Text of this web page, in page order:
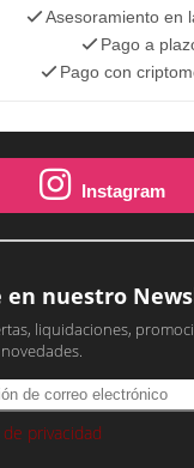
Asesoramiento en
Pago a
Pago con
Instagram
en nuestro
liquidaciones,
privacidad